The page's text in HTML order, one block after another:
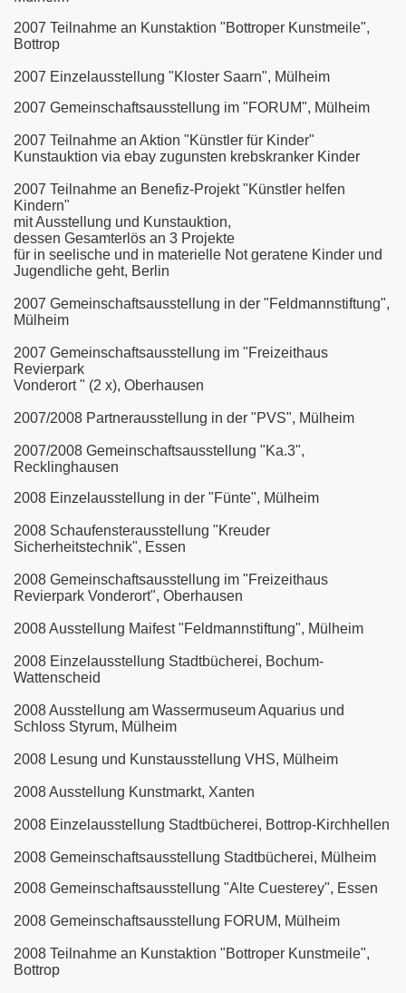
2007 Teilnahme an Kunstaktion "Bottroper Kunstmeile",
Bottrop
2007 Einzelausstellung "Kloster Saarn", Mülheim
2007 Gemeinschaftsausstellung im "FORUM", Mülheim
2007 Teilnahme an Aktion "Künstler für Kinder"
Kunstauktion via ebay zugunsten krebskranker Kinder
2007 Teilnahme an Benefiz-Projekt "Künstler helfen
Kindern"
mit Ausstellung und Kunstauktion,
dessen Gesamterlös an 3 Projekte
für in seelische und in materielle Not geratene Kinder und
Jugendliche geht, Berlin
2007 Gemeinschaftsausstellung in der "Feldmannstiftung",
Mülheim
2007 Gemeinschaftsausstellung im "Freizeithaus
Revierpark
Vonderort " (2 x), Oberhausen
2007/2008 Partnerausstellung in der "PVS", Mülheim
2007/2008 Gemeinschaftsausstellung "Ka.3",
Recklinghausen
2008 Einzelausstellung in der "Fünte", Mülheim
2008 Schaufensterausstellung "Kreuder
Sicherheitstechnik", Essen
2008 Gemeinschaftsausstellung im "Freizeithaus
Revierpark Vonderort", Oberhausen
2008 Ausstellung Maifest "Feldmannstiftung", Mülheim
2008 Einzelausstellung Stadtbücherei, Bochum-
Wattenscheid
2008 Ausstellung am Wassermuseum Aquarius und
Schloss Styrum, Mülheim
2008 Lesung und Kunstausstellung VHS, Mülheim
2008 Ausstellung Kunstmarkt, Xanten
2008 Einzelausstellung Stadtbücherei, Bottrop-Kirchhellen
2008 Gemeinschaftsausstellung Stadtbücherei, Mülheim
2008 Gemeinschaftsausstellung "Alte Cuesterey", Essen
2008 Gemeinschaftsausstellung FORUM, Mülheim
2008 Teilnahme an Kunstaktion "Bottroper Kunstmeile",
Bottrop